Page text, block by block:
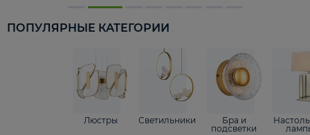
ПОПУЛЯРНЫЕ КАТЕГОРИИ
Люстры Светильники
Бра и
подсветки